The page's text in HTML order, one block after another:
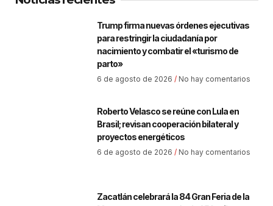
Trump firma nuevas órdenes ejecutivas
para restringir la ciudadanía por
nacimiento y combatir el «turismo de
parto»
6 de agosto de 2026 No hay comentarios
Roberto Velasco se reúne con Lula en
Brasil; revisan cooperación bilateral y
proyectos energéticos
6 de agosto de 2026 No hay comentarios
Zacatlán celebrará la 84 Gran Feria de la